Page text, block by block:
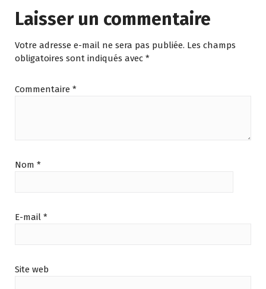
Laisser un commentaire
Votre adresse e-mail ne sera pas publiée. Les champs
obligatoires sont indiqués avec *
Commentaire *
Nom *
E-mail *
Site web